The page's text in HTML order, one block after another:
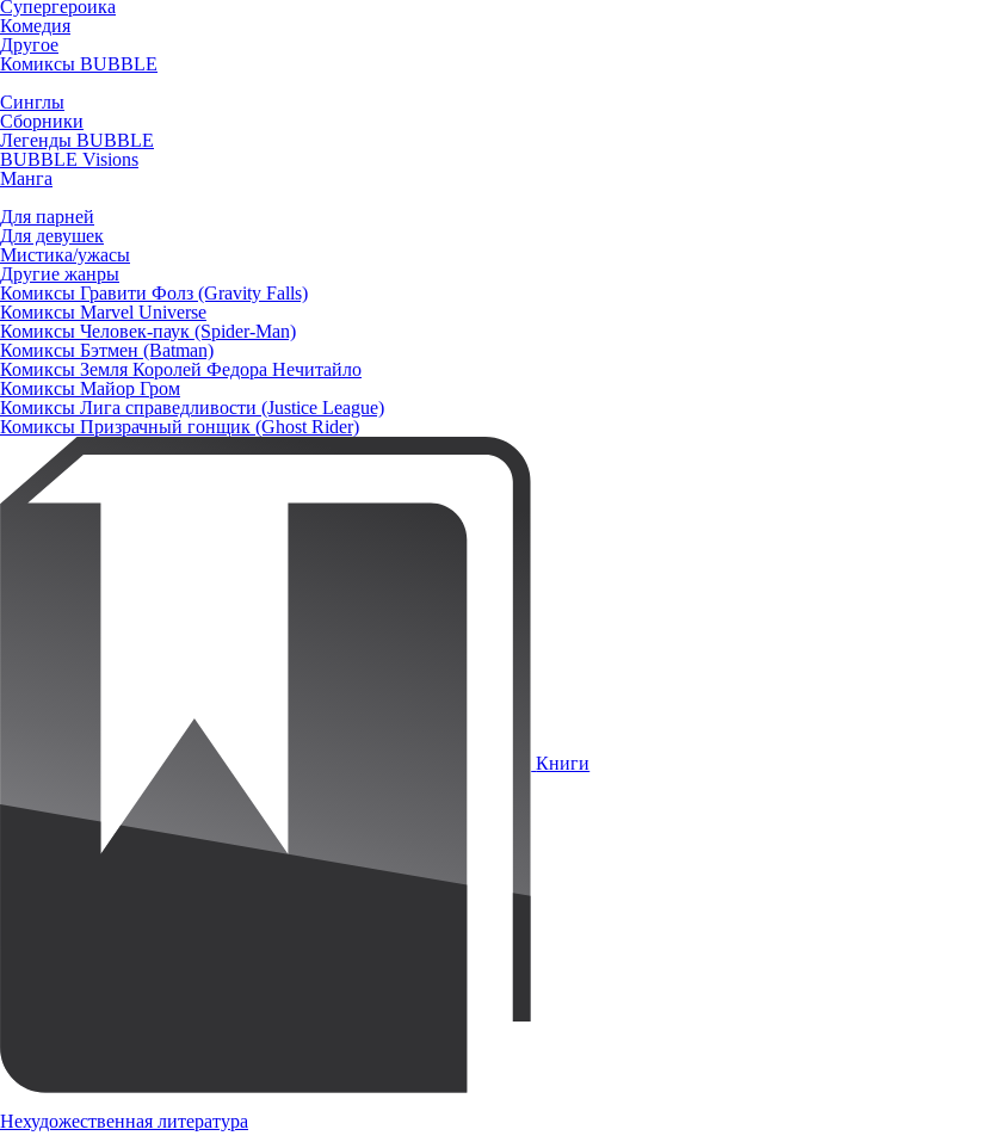
Супергероика
Комедия
Другое
Комиксы BUBBLE
Синглы
Сборники
Легенды BUBBLE
BUBBLE Visions
Манга
Для парней
Для девушек
Мистика/ужасы
Другие жанры
Комиксы Гравити Фолз (Gravity Falls)
Комиксы Marvel Universe
Комиксы Человек-паук (Spider-Man)
Комиксы Бэтмен (Batman)
Комиксы Земля Королей Федора Нечитайло
Комиксы Майор Гром
Комиксы Лига справедливости (Justice League)
Комиксы Призрачный гонщик (Ghost Rider)
Книги
Нехудожественная литература